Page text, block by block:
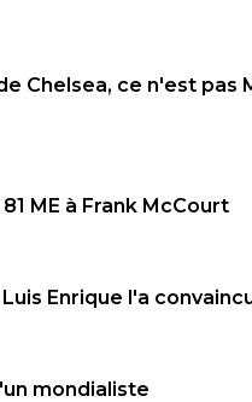
Chelsea, ce n'est pas
ME à Frank McCourt
Enrique l'a
mondialiste